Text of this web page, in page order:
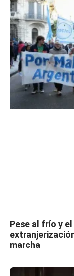
Pese al frío y
marcha